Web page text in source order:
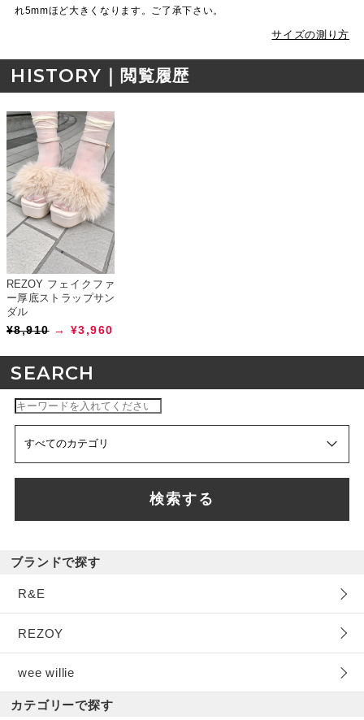
れ5mmほど大きくなります。ご了承下さい。
サイズの測り方
HISTORY｜ 閲覧履歴
REZOY フェイクファ
ー厚底ストラップサン
ダル
¥8,910 → ¥3,960
SEARCH
検索する
ブランドで探す
R&E
REZOY
wee willie
カテゴリーで探す